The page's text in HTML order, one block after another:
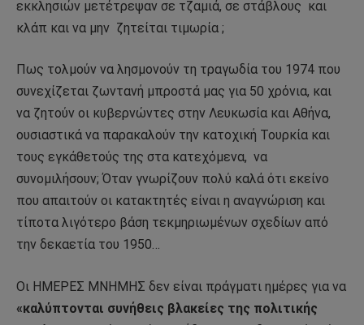
εκκλησιών μετέτρεψαν σε τζαμιά, σε στάβλους και
κλάπ και να μην ζητείται τιμωρία ;
Πως τολμούν να λησμονούν τη τραγωδία του 1974 που
συνεχίζεται ζωντανή μπροστά μας για 50 χρόνια, και
να ζητούν οι κυβερνώντες στην Λευκωσία και Αθήνα,
ουσιαστικά να παρακαλούν την κατοχική Τουρκία και
τους εγκάθετούς της στα κατεχόμενα, να
συνομιλήσουν; Όταν γνωρίζουν πολύ καλά ότι εκείνο
που απαιτούν οι κατακτητές είναι η αναγνώριση και
τίποτα λιγότερο βάση τεκμηριωμένων σχεδίων από
την δεκαετία του 1950…
Οι ΗΜΕΡΕΣ ΜΝΗΜΗΣ δεν είναι πράγματι ημέρες για να
«καλύπτονται συνήθεις βλακείες της πολιτικής